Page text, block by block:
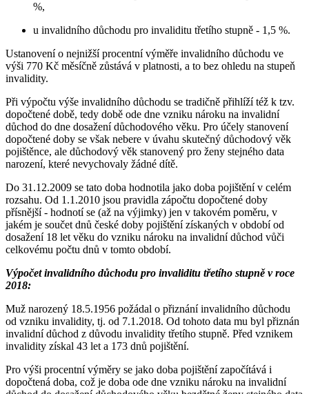
%,
u invalidního důchodu pro invaliditu třetího stupně - 1,5 %.
Ustanovení o nejnižší procentní výměře invalidního důchodu ve
výši 770 Kč měsíčně zůstává v platnosti, a to bez ohledu na stupeň
invalidity.
Při výpočtu výše invalidního důchodu se tradičně přihlíží též k tzv.
dopočtené době, tedy době ode dne vzniku nároku na invalidní
důchod do dne dosažení důchodového věku. Pro účely stanovení
dopočtené doby se však nebere v úvahu skutečný důchodový věk
pojištěnce, ale důchodový věk stanovený pro ženy stejného data
narození, které nevychovaly žádné dítě.
Do 31.12.2009 se tato doba hodnotila jako doba pojištění v celém
rozsahu. Od 1.1.2010 jsou pravidla zápočtu dopočtené doby
přísnější - hodnotí se (až na výjimky) jen v takovém poměru, v
jakém je součet dnů české doby pojištění získaných v období od
dosažení 18 let věku do vzniku nároku na invalidní důchod vůči
celkovému počtu dnů v tomto období.
Výpočet invalidního důchodu pro invaliditu třetího stupně v roce
2018:
Muž narozený 18.5.1956 požádal o přiznání invalidního důchodu
od vzniku invalidity, tj. od 7.1.2018. Od tohoto data mu byl přiznán
invalidní důchod z důvodu invalidity třetího stupně. Před vznikem
invalidity získal 43 let a 173 dnů pojištění.
Pro výši procentní výměry se jako doba pojištění započítává i
dopočtená doba, což je doba ode dne vzniku nároku na invalidní